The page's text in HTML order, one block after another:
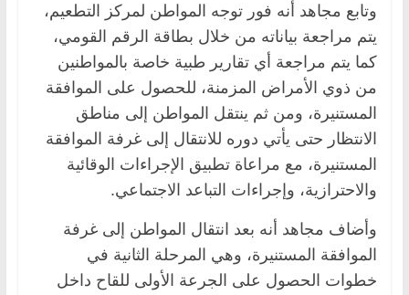
وتابع مجاهد أنه فور توجه المواطن لمركز التطعيم،
يتم مراجعة بياناته من خلال بطاقة الرقم القومي،
كما يتم مراجعة أي تقارير طبية خاصة بالمواطنين
من ذوي الأمراض المزمنة، للحصول على الموافقة
المستنيرة، ومن ثم ينتقل المواطن إلى مناطق
الانتظار حتى يأتي دوره للانتقال إلى غرفة الموافقة
المستنيرة، مع مراعاة تطبيق الإجراءات الوقائية
والاحترازية، وإجراءات التباعد الاجتماعي.
وأضاف مجاهد أنه بعد انتقال المواطن إلى غرفة
الموافقة المستنيرة، وهي المرحلة الثانية في
خطوات الحصول على الجرعة الأولى للقاح داخل